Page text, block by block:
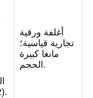
(2-4 مم).
أغلفة ورقية
تجارية قياسية؛
مانغا كبيرة
الحجم.